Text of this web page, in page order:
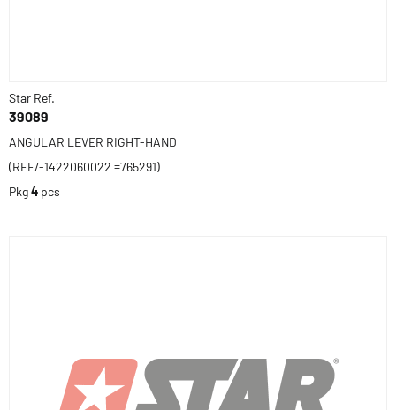
Star Ref.
39089
ANGULAR LEVER RIGHT-HAND
(REF/-1422060022 =765291)
Pkg4 pcs